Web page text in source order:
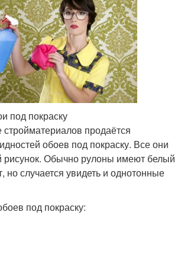
под покраску
продаётся
обоев под покраску. Все они
Обычно рулоны имеют белый
но случается увидеть и однотонные
под покраску: